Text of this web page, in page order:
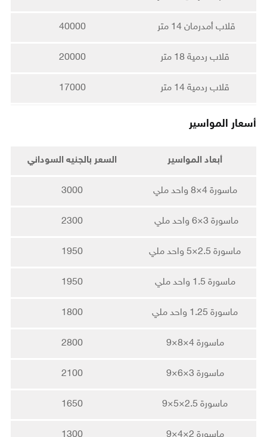
قلاب أمدرمان 14 متر 40000
قلاب ردمية 18 متر 20000
قلاب ردمية 14 متر 17000
أسعار المواسير
أبعاد المواسير السعر بالجنيه السوداني
ماسورة 4×8 واحد ملي 3000
ماسورة 3×6 واحد ملي 2300
ماسورة 2.5×5 واحد ملي 1950
ماسورة 1.5 واحد ملي 1950
ماسورة 1.25 واحد ملي 1800
ماسورة 4×8×9 2800
ماسورة 3×6×9 2100
ماسورة 2.5×5×9 1650